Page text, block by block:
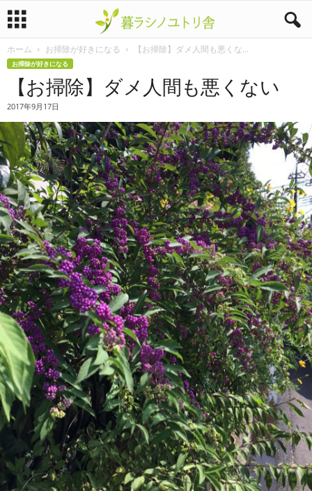
暮
ノ
ユ
ト
リ
舎
ホーム お掃除が好きになる 【お掃除】ダメ人間も悪くな...
お掃除が好きになる
【お掃除】ダメ人間も悪くない
2017年9月17日